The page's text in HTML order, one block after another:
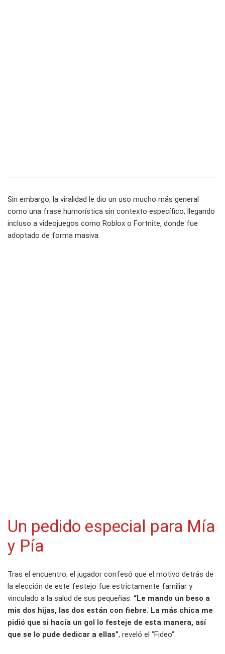
Sin embargo, la viralidad le dio un uso mucho más general
como una frase humorística sin contexto específico, llegando
incluso a videojuegos como Roblox o Fortnite, donde fue
adoptado de forma masiva.
Un pedido especial para Mía
y Pía
Tras el encuentro, el jugador confesó que el motivo detrás de
la elección de este festejo fue estrictamente familiar y
vinculado a la salud de sus pequeñas. “Le mando un beso a
mis dos hijas, las dos están con fiebre. La más chica me
pidió que si hacía un gol lo festeje de esta manera, así
que se lo pude dedicar a ellas”, reveló el "Fideo".